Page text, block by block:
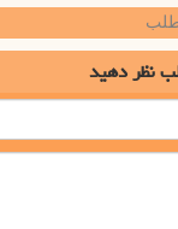
نظر دهید